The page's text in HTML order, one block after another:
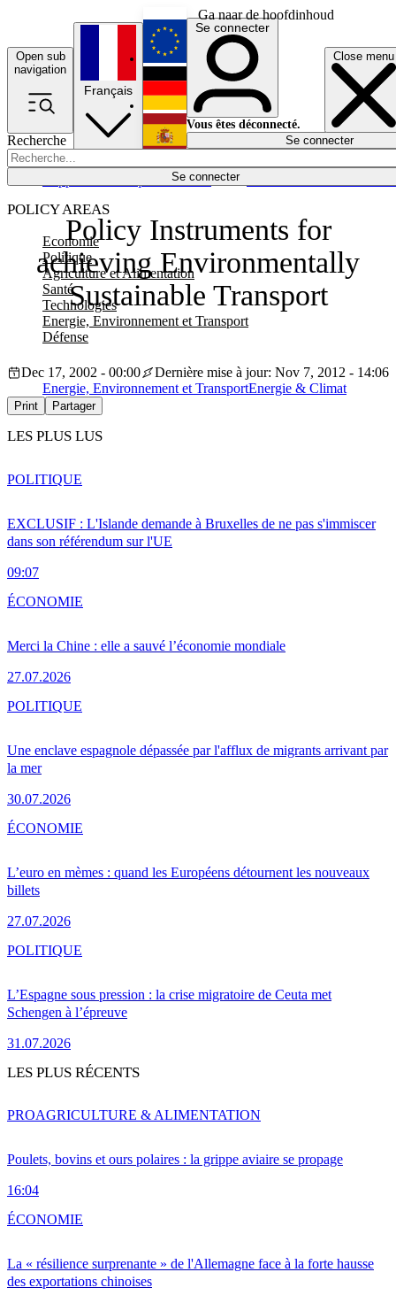
Ga naar de hoofdinhoud
Open sub
navigation
Close menu
Recherche
Se connecter
POLICY AREAS
Economie
Politique
Agriculture et Alimentation
Santé
Technologies
Energie, Environnement et Transport
Défense
Économie
Français
English
Deutsch
Español
Se connecter
Vous êtes déconnecté.
Se connecter
Policy Instruments for
achieving Environmentally
Sustainable Transport
Dec 17, 2002 - 00:00
Dernière mise à jour: Nov 7, 2012 - 14:06
Energie, Environnement et TransportEnergie & Climat
Print Partager
LES PLUS LUS
EXCLUSIF : L'Islande demande à Bruxelles de ne pas s'immiscer
dans son référendum sur l'UE
09:07
POLITIQUE
Merci la Chine : elle a sauvé l’économie mondiale
27.07.2026
ÉCONOMIE
Une enclave espagnole dépassée par l'afflux de migrants arrivant par
la mer
30.07.2026
POLITIQUE
L’euro en mèmes : quand les Européens détournent les nouveaux
billets
27.07.2026
ÉCONOMIE
L’Espagne sous pression : la crise migratoire de Ceuta met
Schengen à l’épreuve
31.07.2026
POLITIQUE
LES PLUS RÉCENTS
Poulets, bovins et ours polaires : la grippe aviaire se propage
16:04
PROAGRICULTURE & ALIMENTATION
La « résilience surprenante » de l'Allemagne face à la forte hausse
des exportations chinoises
ÉCONOMIE